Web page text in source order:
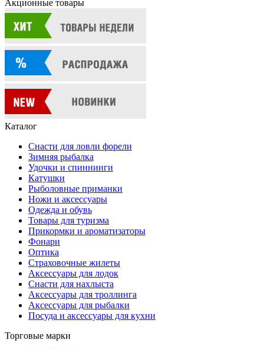
Акционные товары
Каталог
Снасти для ловли форели
Зимняя рыбалка
Удочки и спиннинги
Катушки
Рыболовные приманки
Ножи и аксессуары
Одежда и обувь
Товары для туризма
Прикормки и ароматизаторы
Фонари
Оптика
Страховочные жилеты
Аксессуары для лодок
Снасти для нахлыста
Аксессуары для троллинга
Аксессуары для рыбалки
Посуда и аксессуары для кухни
Торговые марки